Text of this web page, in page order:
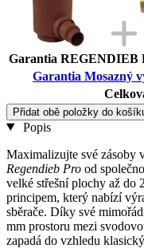
Garantia REGENDIEB
Garantia Mosazný
Přidat obě položky do
Popis
Maximalizujte své zásoby
Regendieb Pro od
velké střešní plochy až do
principem, který nabízí
sběrače. Díky své
mm prostoru mezi
zapadá do vzhledu